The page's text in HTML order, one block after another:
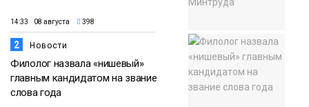
14:33 08 августа 398
2 Новости
Филолог назвала «нишевый»
главным кандидатом на звание
слова года